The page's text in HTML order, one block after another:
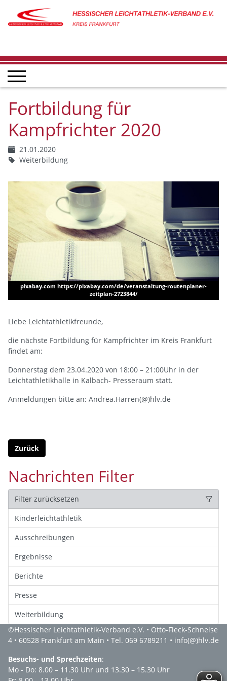
Fortbildung für
Kampfrichter 2020
21.01.2020
Weiterbildung
pixabay.com https://pixabay.com/de/veranstaltung-routenplaner-
zeitplan-2723844/
Liebe Leichtathletikfreunde,
die nächste Fortbildung für Kampfrichter im Kreis Frankfurt
findet am:
Donnerstag dem 23.04.2020 von 18:00 – 21:00Uhr in der
Leichtathletikhalle in Kalbach- Presseraum statt.
Anmeldungen bitte an: Andrea.Harren(@)hlv.de
Zurück
Nachrichten Filter
Filter zurücksetzen
Kinderleichtathletik
Ausschreibungen
Ergebnisse
Berichte
Presse
Weiterbildung
©Hessischer Leichtathletik-Verband e.V. • Otto-Fleck-Schneise
4 • 60528 Frankfurt am Main • Tel. 069 6789211 • info(@)hlv.de
Besuchs- und Sprechzeiten:
Mo - Do: 8.00 – 11.30 Uhr und 13.30 – 15.30 Uhr